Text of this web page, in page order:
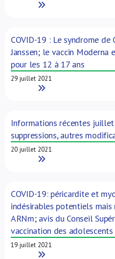
Read More
COVID-19 : Le syndrome
Janssen; le vaccin Moderna
pour les 12 à 17 ans
29 juillet 2021
Read More
Informations récentes
suppressions, autres
20 juillet 2021
Read More
COVID-19: péricardite et
indésirables potentiels mais
ARNm; avis du Conseil
vaccination des
19 juillet 2021
Read More